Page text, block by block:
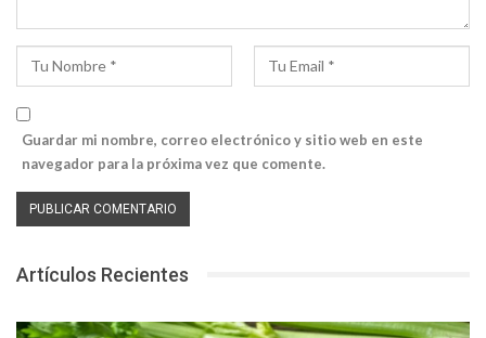
Guardar mi nombre, correo electrónico y sitio web en este
navegador para la próxima vez que comente.
Artículos Recientes